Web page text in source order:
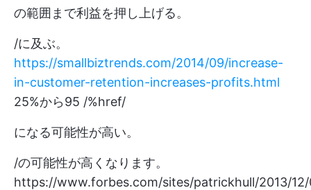
の範囲まで利益を押し上げる。
/に及ぶ。
https://smallbiztrends.com/2014/09/increase-
in-customer-retention-increases-profits.html
25%から95 /%href/
になる可能性が高い。
/の可能性が高くなります。
https://www.forbes.com/sites/patrickhull/2013/